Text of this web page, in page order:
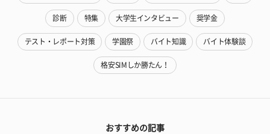
診断 特集 大学生インタビュー 奨学金
テスト・レポート対策 学園祭 バイト知識 バイト体験談
格安SIMしか勝たん！
おすすめの記事